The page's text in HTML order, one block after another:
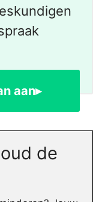
aan▸
de